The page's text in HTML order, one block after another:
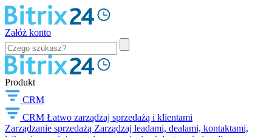
Załóż konto
Produkt
CRM
CRM Łatwo zarządzaj sprzedażą i klientami
Zarządzanie sprzedażą Zarządzaj leadami, dealami, kontaktami,